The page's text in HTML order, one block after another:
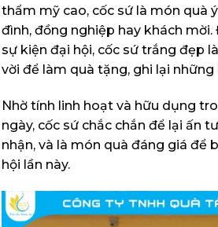
thẩm mỹ cao, cốc sứ là món quà
đình, đồng nghiệp hay khách
sự kiện đại hội, cốc sứ trắng đẹp
vời để làm quà tặng, ghi lại
Nhờ tính linh hoạt và hữu dụng
ngày, cốc sứ chắc chắn để lại ấn
nhận, và là món quà đáng giá để
hội lần này.